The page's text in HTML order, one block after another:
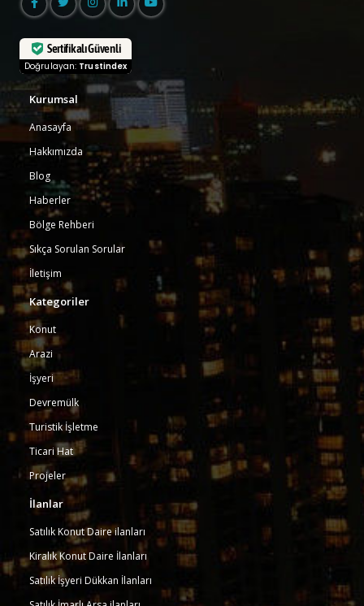
Sertifikalı Güvenli
Doğrulayan: Trustindex
Kurumsal
Anasayfa
Hakkımızda
Blog
Haberler
Bölge Rehberi
Sıkça Sorulan Sorular
İletişim
Kategoriler
Konut
Arazi
İşyeri
Devremülk
Turistik İşletme
Ticari Hat
Projeler
İlanlar
Satılık Konut Daire ilanları
Kiralık Konut Daire İlanları
Satılık İşyeri Dükkan İlanları